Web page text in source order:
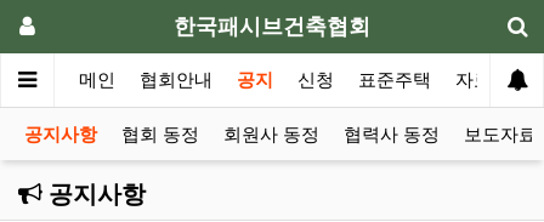
한국패시브건축협회
메인 협회안내 공지 신청 표준주택 자료실
공지사항 협회 동정 회원사 동정 협력사 동정 보도자료
공지사항